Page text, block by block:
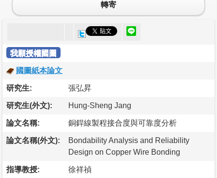
轉寄
我願授權國圖
國圖紙本論文
研究生: 張弘昇
研究生(外文): Hung-Sheng Jang
論文名稱: 銅銲線製程接合度與可靠度分析
論文名稱(外文):
Bondability Analysis and Reliability
Design on Copper Wire Bonding
指導教授: 徐祥禎